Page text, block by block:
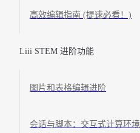
高效编辑指南 (提速必看！)
Liii STEM 进阶功能
图片和表格编辑进阶
会话与脚本：交互式计算环境